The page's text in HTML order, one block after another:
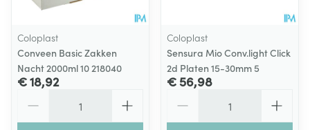
Coloplast
Conveen Basic Zakken
Nacht 2000ml 10 218040
€ 18,92
Coloplast
Sensura Mio Conv.light Click
2d Platen 15-30mm 5
€ 56,98